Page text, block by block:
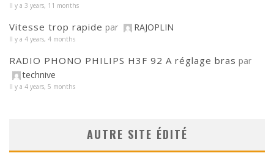
Il y a 3 years, 11 months
Vitesse trop rapide par RAJOPLIN
Il y a 4 years, 4 months
RADIO PHONO PHILIPS H3F 92 A réglage bras par
technive
Il y a 4 years, 5 months
AUTRE SITE ÉDITÉ